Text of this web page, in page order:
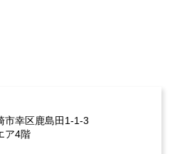
市幸区鹿島田1-1-3
ア4階